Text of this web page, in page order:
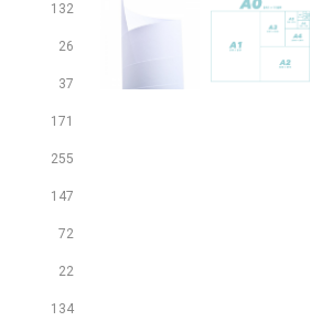
132
26
37
171
255
147
72
22
134